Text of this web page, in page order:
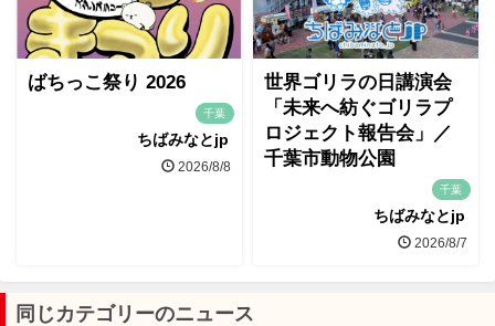
ばちっこ祭り 2026
千葉
ちばみなとjp
2026/8/8
世界ゴリラの日講演会
「未来へ紡ぐゴリラプ
ロジェクト報告会」／
千葉市動物公園
千葉
ちばみなとjp
2026/8/7
同じカテゴリーのニュース